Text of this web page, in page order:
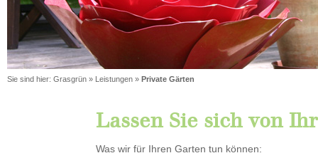
Sie sind hier: Grasgrün » Leistungen » Private Gärten
Lassen Sie sich von
Was wir für Ihren Garten tun können: